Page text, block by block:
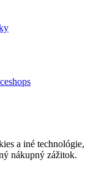
a iné technológie,
nákupný zážitok.